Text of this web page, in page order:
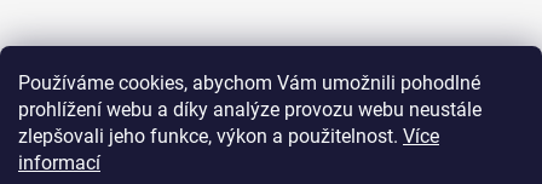
Používáme cookies, abychom Vám umožnili pohodlné
prohlížení webu a díky analýze provozu webu neustále
zlepšovali jeho funkce, výkon a použitelnost. Více
informací
Facebook